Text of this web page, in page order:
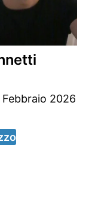
Febbraio 2026